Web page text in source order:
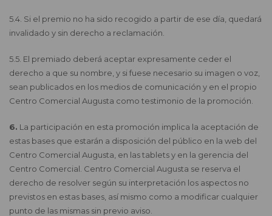
5.4. Si el premio no ha sido recogido a partir de ese día, quedará
invalidado y sin derecho a reclamación.
5.5. El premiado deberá aceptar expresamente ceder el
derecho a que su nombre, y si fuese necesario su imagen o voz,
sean publicados en los medios de comunicación y en el propio
Centro Comercial Augusta como testimonio de la promoción.
6. La participación en esta promoción implica la aceptación de
estas bases que estarán a disposición del público en la web del
Centro Comercial Augusta, en las tablets y en la gerencia del
Centro Comercial. Centro Comercial Augusta se reserva el
derecho de resolver según su interpretación los aspectos no
previstos en estas bases, así mismo como a modificar cualquier
punto de las mismas sin previo aviso.